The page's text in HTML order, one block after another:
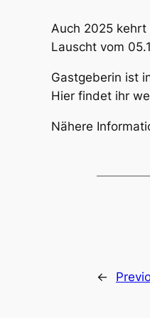
Auch 2025 kehrt
Lauscht vom
Gastgeberin ist
Hier findet ihr
Nähere
←